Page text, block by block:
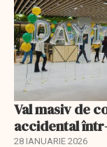
Val masiv de
accidental
28 IANUARIE 2026